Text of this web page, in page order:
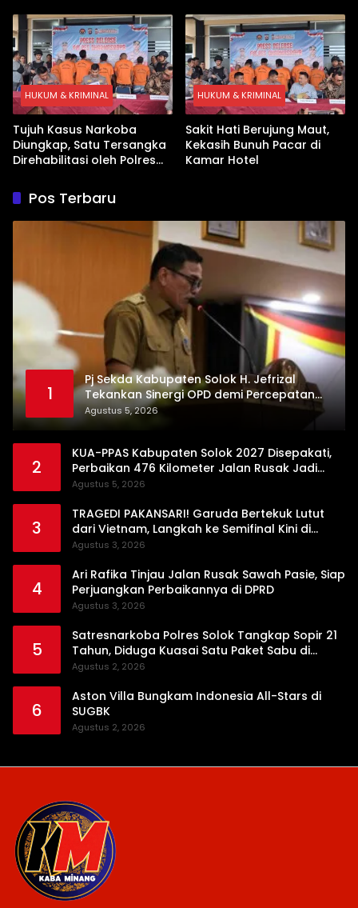
HUKUM & KRIMINAL
Tujuh Kasus Narkoba
Diungkap, Satu Tersangka
Direhabilitasi oleh Polres
HUKUM & KRIMINAL
Sakit Hati Berujung Maut,
Kekasih Bunuh Pacar di
Kamar Hotel
Pos Terbaru
1
Pj Sekda Kabupaten Solok H. Jefrizal
Tekankan Sinergi OPD demi Percepatan
Pembangunan Daerah
Agustus 5, 2026
2
KUA-PPAS Kabupaten Solok 2027 Disepakati,
Perbaikan 476 Kilometer Jalan Rusak Jadi
Prioritas
Agustus 5, 2026
3
TRAGEDI PAKANSARI! Garuda Bertekuk Lutut
dari Vietnam, Langkah ke Semifinal Kini di
Ujung Tanduk
Agustus 3, 2026
4
Ari Rafika Tinjau Jalan Rusak Sawah Pasie, Siap
Perjuangkan Perbaikannya di DPRD
Agustus 3, 2026
5
Satresnarkoba Polres Solok Tangkap Sopir 21
Tahun, Diduga Kuasai Satu Paket Sabu di
Kubung
Agustus 2, 2026
6
Aston Villa Bungkam Indonesia All-Stars di
SUGBK
Agustus 2, 2026